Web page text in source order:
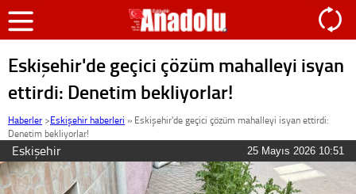
Eskişehir'de geçici çözüm mahalleyi isyan
ettirdi: Denetim bekliyorlar!
Haberler >Eskişehir haberleri » Eskişehir'de geçici çözüm mahalleyi isyan ettirdi:
Denetim bekliyorlar!
Eskişehir 25 Mayıs 2026 10:51